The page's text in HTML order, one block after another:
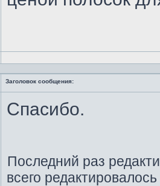
Заголовок сообщения:
Спасибо.
Последний раз
всего